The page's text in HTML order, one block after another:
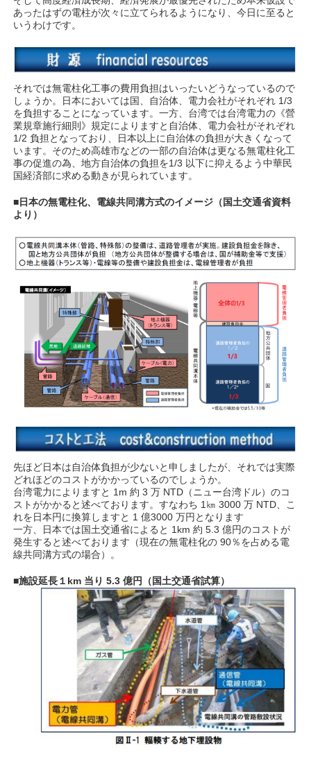
あったはずの電柱が次々に立てられるようになり、今日に至ると
いうわけです。
それでは無電柱化工事の費用負担はいったいどうなっているので
しょうか。日本においては国、自治体、電力会社がそれぞれ 1/3
を負担することになっています。一方、台湾では台湾電力の《營
業規章施行細則》規定によりますと自治体、電力会社がそれぞれ
1/2 負担となっており、日本以上に自治体の負担が大きくなって
います。そのため高雄市などの一部の自治体は更なる無電柱化工
事の促進の為、地方自治体の負担を1/3 以下に抑えるよう中華民
国経済部に求める動きが見られています。
■日本の無電柱化、電線共同溝方式のイメージ（国土交通省資料
より）
先ほど日本は自治体負担が少ないと申しましたが、それでは実際
どれほどのコストがかかっているのでしょうか。
台湾電力によりますと 1m 約 3 万 NTD（ニュー台湾ドル）のコ
ストがかかると述べております。すなわち 1㎞ 3000 万 NTD、こ
れを日本円に換算しますと 1 億3000 万円となります
一方、日本では国土交通省によると 1km 約 5.3 億円のコストが
発生すると述べております（現在の無電柱化の 90％を占める電
線共同溝方式の場合）。
■施設延長１km 当り 5.3 億円（国土交通省試算）